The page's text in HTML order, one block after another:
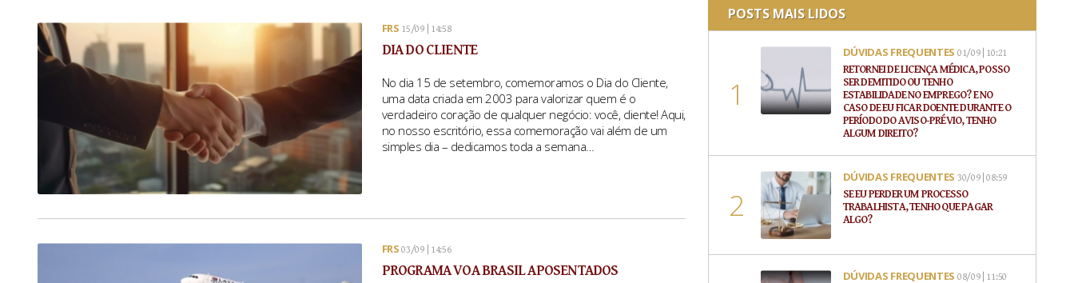
FRS 15/09 | 14:58
DIA DO CLIENTE
No dia 15 de setembro, comemoramos o Dia do Cliente,
uma data criada em 2003 para valorizar quem é o
verdadeiro coração de qualquer negócio: você, cliente! Aqui,
no nosso escritório, essa comemoração vai além de um
simples dia – dedicamos toda a semana…
FRS03/09 | 14:56
PROGRAMA VOA BRASIL APOSENTADOS
POSTS MAIS LIDOS
DÚVIDAS FREQUENTES 01/09 | 10:21
RETORNEI DE LICENÇA MÉDICA, POSSO
SER DEMITIDO OU TENHO
ESTABILIDADE NO EMPREGO? E NO
CASO DE EU FICAR DOENTE DURANTE O
PERÍODO DO AVISO-PRÉVIO, TENHO
ALGUM DIREITO?
DÚVIDAS FREQUENTES 30/09 | 08:59
SE EU PERDER UM PROCESSO
TRABALHISTA, TENHO QUE PAGAR
ALGO?
DÚVIDAS FREQUENTES 08/09 | 11:50